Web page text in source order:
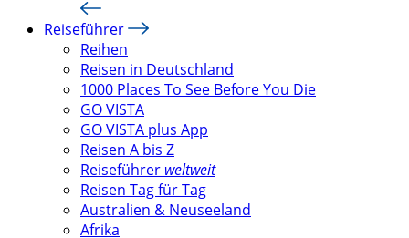
Reiseführer
Reihen
Reisen in Deutschland
1000 Places To See Before You Die
GO VISTA
GO VISTA plus App
Reisen A bis Z
Reiseführer weltweit
Reisen Tag für Tag
Australien & Neuseeland
Afrika